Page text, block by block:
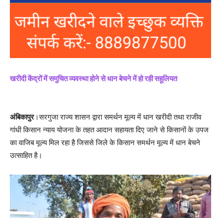
खरीदी केंद्रों में समुचित व्यवस्था होने से धान बेचने में हो रही सहूलियत
अंबिकापुर।सरगुजा राज्य शासन द्वारा समर्थन मूल्य में धान खरीदी तथा राजीव
गांधी किसान न्याय योजना के तहत आदान सहायता दिए जाने से किसानों के उपज
का वाजिब मूल्य मिल रहा है जिससे जिले के किसान समर्थन मूल्य में धान बेचने
उत्साहित है।